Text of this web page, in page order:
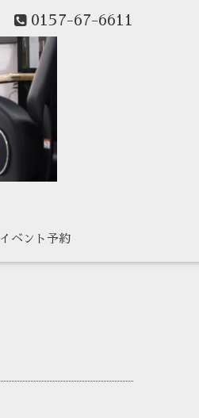
0157-67-6611
イベント予約